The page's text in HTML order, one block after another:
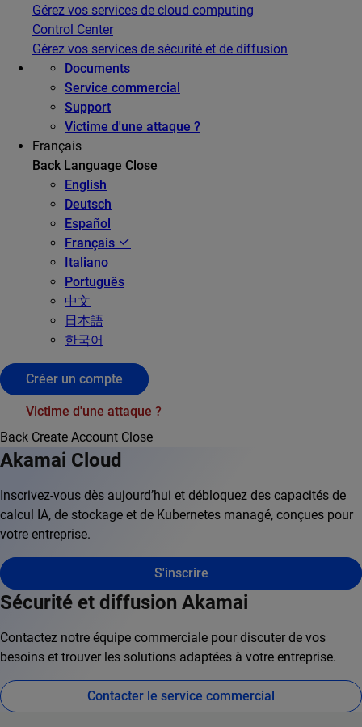
Gérez vos services de cloud computing
Control Center
Gérez vos services de sécurité et de diffusion
Documents
Service commercial
Support
Victime d'une attaque ?
Français
Back Language Close
English
Deutsch
Español
Français
Italiano
Português
中文
日本語
한국어
Créer un compte
Victime d'une attaque ?
Back Create Account Close
Akamai Cloud
Inscrivez-vous dès aujourd’hui et débloquez des capacités de
calcul IA, de stockage et de Kubernetes managé, conçues pour
votre entreprise.
S'inscrire
Sécurité et diffusion Akamai
Contactez notre équipe commerciale pour discuter de vos
besoins et trouver les solutions adaptées à votre entreprise.
Contacter le service commercial